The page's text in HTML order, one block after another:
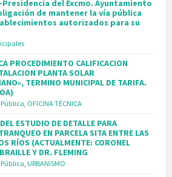
del Excmo. Ayuntamiento
de mantener la vía pública
autorizados para su
PROCEDIMIENTO CALIFICACION
PLANTA SOLAR
TERMINO MUNICIPAL DE TARIFA.
, OFICINA TÉCNICA
ESTUDIO DE DETALLE PARA
EN PARCELA SITA ENTRE LAS
RÍOS (ACTUALMENTE: CORONEL
Y DR. FLEMING
, URBANISMO